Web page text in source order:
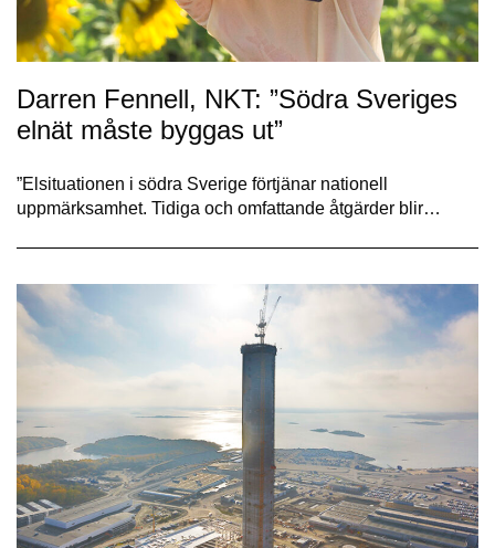
Darren Fennell, NKT: ”Södra Sveriges
el­nät måste byggas ut”
”Elsituationen i södra Sverige förtjänar nationell
uppmärksamhet. Tidiga och omfattande åtgärder blir…